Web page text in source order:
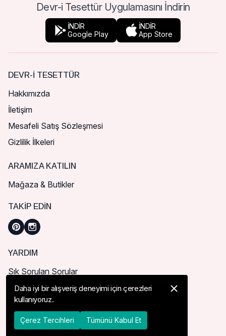
Devr-i Tesettür Uygulamasını İndirin
İNDİR
Google Play
İNDİR
App Store
DEVR-I TESETTÜR
Hakkımızda
İletişim
Mesafeli Satış Sözleşmesi
Gizlilik İlkeleri
ARAMIZA KATILIN
Mağaza & Butikler
TAKIP EDIN
YARDIM
Sık Sorulan Sorular
Nasıl Sipariş Verebilirim?
Kargo ve Teslimat
İade, İptal ve Değişim
Daha iyi bir alışveriş deneyimi için çerezleri
kullanıyoruz.
Çerez Tercihleri Tümünü Kabul Et